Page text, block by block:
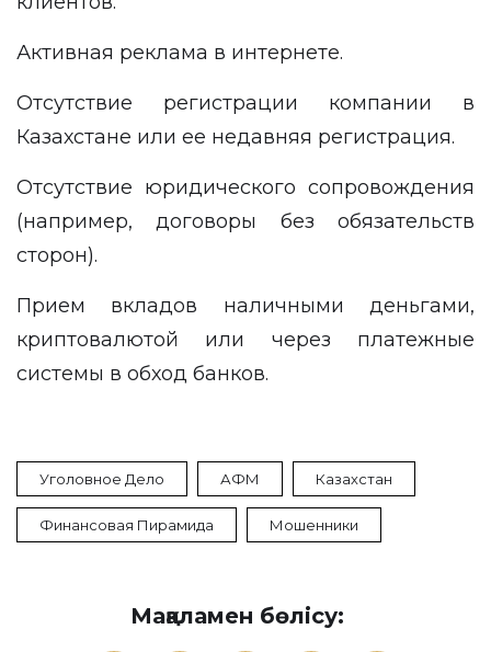
Активная реклама в интернете.
Отсутствие регистрации компании в
Казахстане или ее недавняя регистрация.
Отсутствие юридического сопровождения
(например, договоры без обязательств
сторон).
Прием вкладов наличными деньгами,
криптовалютой или через платежные
системы в обход банков.
Уголовное Дело АФМ Казахстан
Финансовая Пирамида Мошенники
Мақаламен бөлісу: